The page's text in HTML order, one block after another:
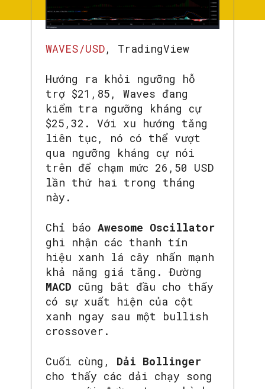
WAVES/USD, TradingView
Hướng ra khỏi ngưỡng hỗ
trợ $21,85, Waves đang
kiểm tra ngưỡng kháng cự
$25,32. Với xu hướng tăng
liên tục, nó có thể vượt
qua ngưỡng kháng cự nói
trên để chạm mức 26,50 USD
lần thứ hai trong tháng
này.
Chỉ báo Awesome Oscillator
ghi nhận các thanh tín
hiệu xanh lá cây nhấn mạnh
khả năng giá tăng. Đường
MACD cũng bắt đầu cho thấy
có sự xuất hiện của cột
xanh ngay sau một bullish
crossover.
Cuối cùng, Dải Bollinger
cho thấy các dải chạy song